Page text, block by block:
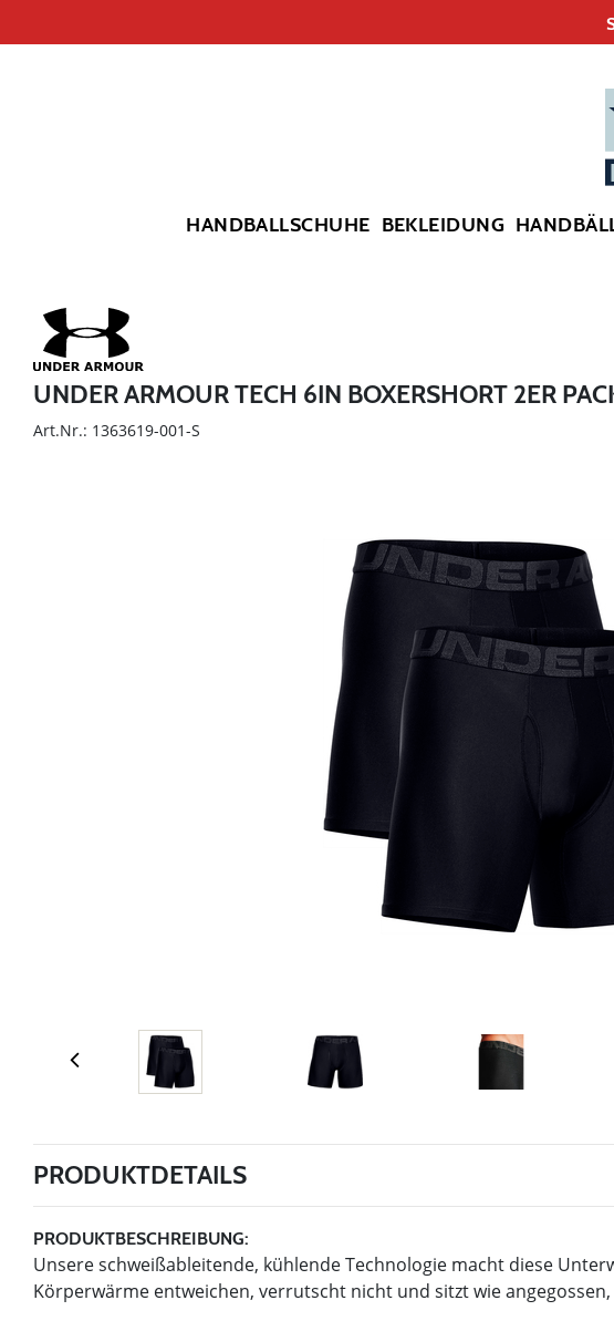
HANDBALLSCHUHE BEKLEIDUNG
UNDER ARMOUR TECH 6IN BOXERSHORT 2ER
Art.Nr.: 1363619-001-S
PRODUKTDETAILS
PRODUKTBESCHREIBUNG:
Unsere schweißableitende, kühlende Technologie macht diese
Körperwärme entweichen, verrutscht nicht und sitzt wie